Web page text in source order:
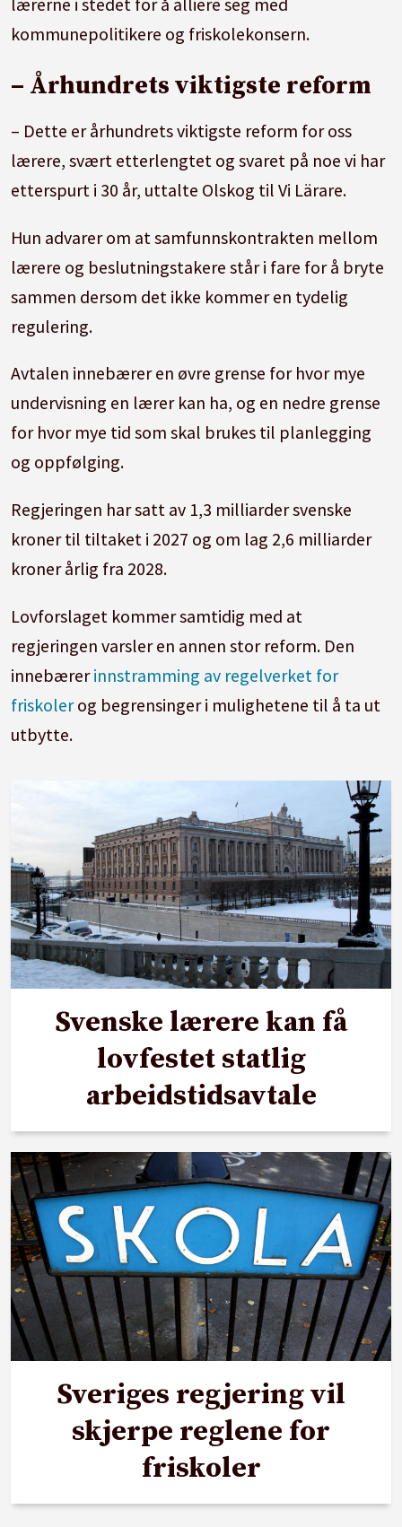
kommunepolitikere og friskolekonsern.
– Århundrets viktigste reform
– Dette er århundrets viktigste reform for oss
lærere, svært etterlengtet og svaret på noe vi har
etterspurt i 30 år, uttalte Olskog til Vi Lärare.
Hun advarer om at samfunnskontrakten mellom
lærere og beslutningstakere står i fare for å bryte
sammen dersom det ikke kommer en tydelig
regulering.
Avtalen innebærer en øvre grense for hvor mye
undervisning en lærer kan ha, og en nedre grense
for hvor mye tid som skal brukes til planlegging
og oppfølging.
Regjeringen har satt av 1,3 milliarder svenske
kroner til tiltaket i 2027 og om lag 2,6 milliarder
kroner årlig fra 2028.
Lovforslaget kommer samtidig med at
regjeringen varsler en annen stor reform. Den
innebærerinnstramming av regelverket for
friskolerog begrensinger i mulighetene til å ta ut
utbytte.
Svenske lærere kan få
lovfestet statlig
arbeidstidsavtale
Sveriges regjering vil
skjerpe reglene for
friskoler